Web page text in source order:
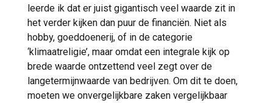
leerde ik dat er juist gigantisch veel waarde zit in
het verder kijken dan puur de financiën. Niet als
hobby, goeddoenerij, of in de categorie
‘klimaatreligie’, maar omdat een integrale kijk op
brede waarde ontzettend veel zegt over de
langetermijnwaarde van bedrijven. Om dit te doen,
moeten we onvergelijkbare zaken vergelijkbaar